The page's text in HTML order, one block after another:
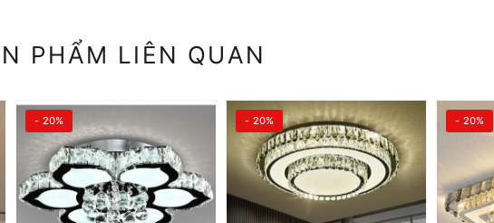
PHẨM LIÊN QUAN
- 20% - 20% - 20%